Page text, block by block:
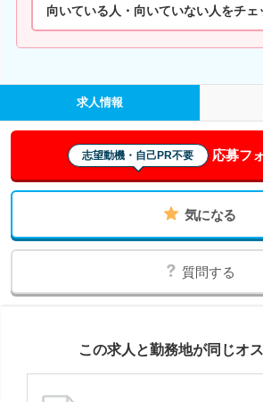
向いている人・向いていない人をチェ
求人情報
志望動機・自己PR不要 応募フ
気になる
質問する
この求人と勤務地が同じオ